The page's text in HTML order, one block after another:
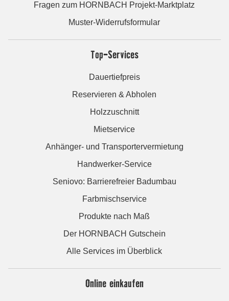
Fragen zum HORNBACH Projekt-Marktplatz
Muster-Widerrufsformular
Top-Services
Dauertiefpreis
Reservieren & Abholen
Holzzuschnitt
Mietservice
Anhänger- und Transportervermietung
Handwerker-Service
Seniovo: Barrierefreier Badumbau
Farbmischservice
Produkte nach Maß
Der HORNBACH Gutschein
Alle Services im Überblick
Online einkaufen